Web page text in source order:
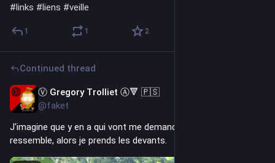
#links #liens #veille
1 1 2
Continued thread
Ⓥ Gregory Trolliet Ⓐ🔻 🇵🇸
@faket
J'imagine que y en a qui vont me demander à quoi ça
ressemble, alors je prends les devants.